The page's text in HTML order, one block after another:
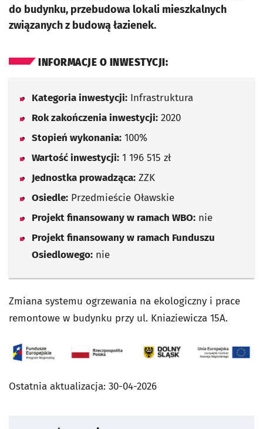
do budynku, przebudowa lokali mieszkalnych
związanych z budową łazienek.
INFORMACJE O INWESTYCJI:
Kategoria inwestycji: Infrastruktura
Rok zakończenia inwestycji: 2020
Stopień wykonania: 100%
Wartość inwestycji: 1 196 515 zł
Jednostka prowadząca: ZZK
Osiedle: Przedmieście Oławskie
Projekt finansowany w ramach WBO: nie
Projekt finansowany w ramach Funduszu
Osiedlowego: nie
Zmiana systemu ogrzewania na ekologiczny i prace
remontowe w budynku przy ul. Kniaziewicza 15A.
Ostatnia aktualizacja: 30-04-2026